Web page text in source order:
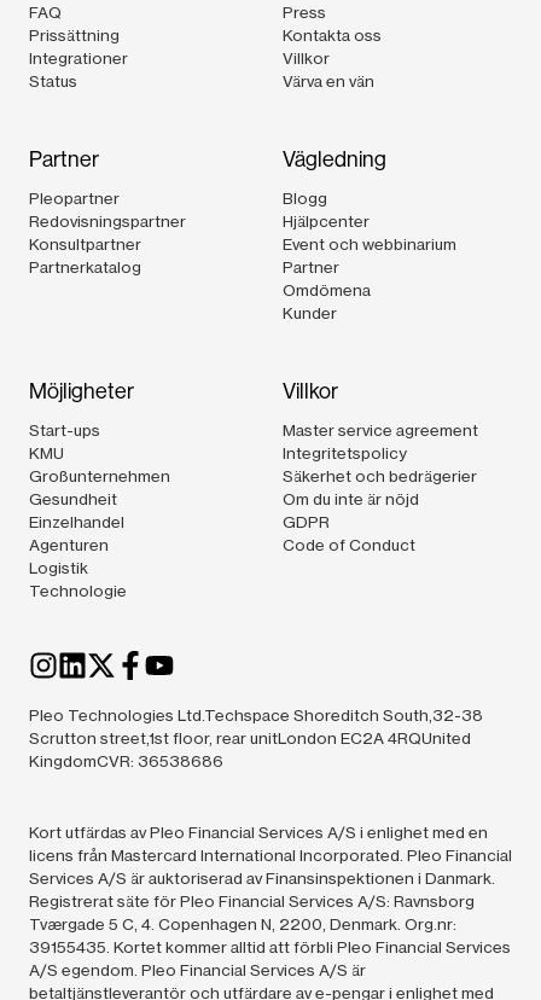
FAQ
Prissättning
Integrationer
Status
Press
Kontakta oss
Villkor
Värva en vän
Partner
Pleopartner
Redovisningspartner
Konsultpartner
Partnerkatalog
Vägledning
Blogg
Hjälpcenter
Event och webbinarium
Partner
Omdömena
Kunder
Möjligheter
Start-ups
KMU
Großunternehmen
Gesundheit
Einzelhandel
Agenturen
Logistik
Technologie
Villkor
Master service agreement
Integritetspolicy
Säkerhet och bedrägerier
Om du inte är nöjd
GDPR
Code of Conduct
Pleo Technologies Ltd.Techspace Shoreditch South,32-38
Scrutton street,1st floor, rear unitLondon EC2A 4RQUnited
KingdomCVR: 36538686
Kort utfärdas av Pleo Financial Services A/S i enlighet med en
licens från Mastercard International Incorporated. Pleo Financial
Services A/S är auktoriserad av Finansinspektionen i Danmark.
Registrerat säte för Pleo Financial Services A/S: Ravnsborg
Tværgade 5 C, 4. Copenhagen N, 2200, Denmark. Org.nr:
39155435. Kortet kommer alltid att förbli Pleo Financial Services
A/S egendom. Pleo Financial Services A/S är
betaltjänstleverantör och utfärdare av e-pengar i enlighet med